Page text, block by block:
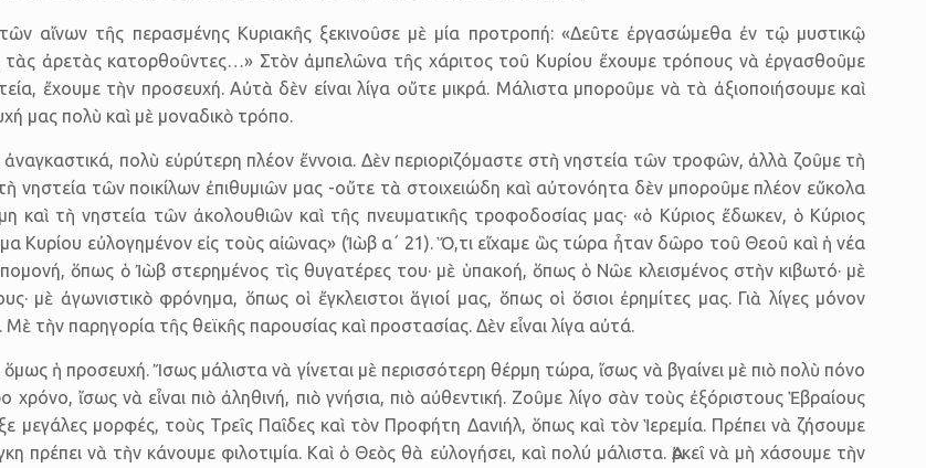
αἴνων τῆς περασμένης Κυριακῆς ξεκινοῦσε μὲ μία προτροπή: «Δεῦτε ἐργασώμεθα ἐν τῷ μυστικῷ
τὰς ἀρετὰς κατορ­θοῦντες…» Στὸν ἀμπελῶνα τῆς χάριτος τοῦ Κυρίου ἔχουμε τρόπους νὰ ἐργασθοῦμε
ἔχουμε τὴν προσευχή. Αὐτὰ δὲν είναι λίγα οὔτε μικρά. Μάλιστα μποροῦμε νὰ τὰ ἀξιοποιήσουμε καὶ
μας πολὺ καὶ μὲ μοναδικὸ τρόπο.
πολὺ εὐρύτερη πλέον ἔννοια. Δὲν περιοριζόμαστε στὴ νηστεία τῶν τρο­φῶν, ἀλλὰ ζοῦμε τὴ
νηστεία τῶν ποικίλων ἐπιθυμιῶν μας -οὔτε τὰ στοιχειώδη καὶ αὐτο­νόητα δὲν μποροῦμε πλέον εὔκολα
τὴ νηστεία τῶν ἀκο­λουθιῶν καὶ τῆς πνευματικῆς τροφοδοσίας μας· «ὁ Κύριος ἔδωκεν, ὁ Κύριος
Κυρίου εὐλογημένον εἰς τοὺς αἰῶνας» (Ἰὼβ α΄ 21). Ὅ,τι εἴχαμε ὣς τώρα ἦταν δῶρο τοῦ Θεοῦ καὶ ἡ νέα
ὅπως ὁ Ἰὼβ στερημένος τὶς θυγατέρες του· μὲ ὑπακοή, ὅπως ὁ Νῶε κλεισμένος στὴν κιβωτό· μὲ
μὲ ἀγωνιστικὸ φρόνημα, ὅπως οἱ ἔγκλειστοι ἅγιοί μας, ὅπως οἱ ὅσιοι ἐρημίτες μας. Γιὰ λίγες μόνον
τὴν παρηγορία τῆς θεϊκῆς παρουσίας καὶ προστασίας. Δὲν εἶναι λίγα αὐτά.
ἡ προσευχή. Ἴσως μάλιστα νὰ γίνεται μὲ περισσότερη θέρμη τώρα, ἴσως νὰ βγαίνει μὲ πιὸ πολὺ πόνο
ἴσως νὰ εἶναι πιὸ ἀληθινή, πιὸ γνήσια, πιὸ αὐθεντι­κή. Ζοῦμε λίγο σὰν τοὺς ἐξόριστους Ἑβραίους
μορφές, τοὺς Τρεῖς Παῖδες καὶ τὸν Προφήτη Δανιήλ, ὅπως καὶ τὸν Ἱερεμία. Πρέπει νὰ ζήσουμε
πρέπει νὰ τὴν κάνουμε φιλοτιμία. Καὶ ὁ Θεὸς θὰ εὐλογήσει, καὶ πολύ μάλιστα. Ἀρκεῖ νὰ μὴ χάσουμε τὴν